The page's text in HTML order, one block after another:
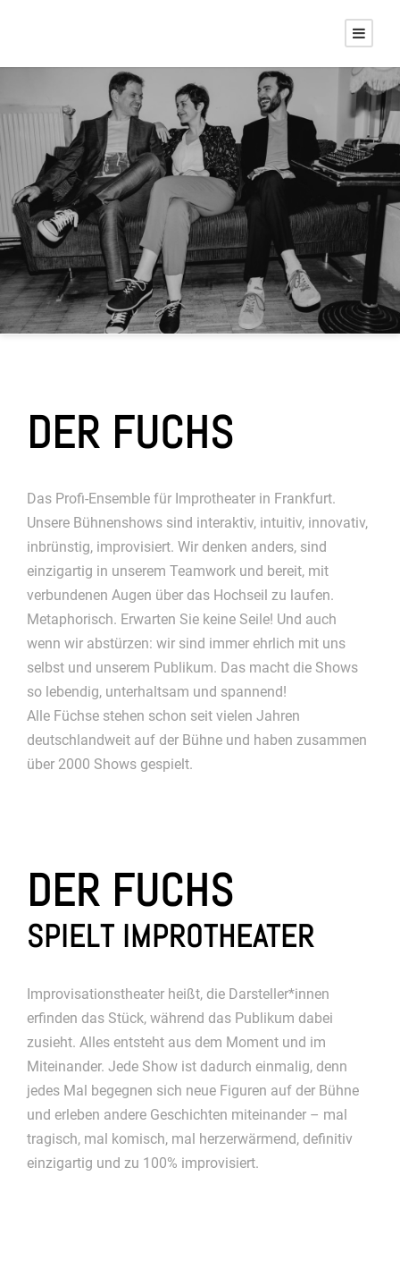
DER FUCHS
Das Profi-Ensemble für Improtheater in Frankfurt.
Unsere Bühnenshows sind interaktiv, intuitiv, innovativ,
inbrünstig, improvisiert. Wir denken anders, sind
einzigartig in unserem Teamwork und bereit, mit
verbundenen Augen über das Hochseil zu laufen.
Metaphorisch. Erwarten Sie keine Seile! Und auch
wenn wir abstürzen: wir sind immer ehrlich mit uns
selbst und unserem Publikum. Das macht die Shows
so lebendig, unterhaltsam und spannend!
Alle Füchse stehen schon seit vielen Jahren
deutschlandweit auf der Bühne und haben zusammen
über 2000 Shows gespielt.
DER FUCHS
SPIELT IMPROTHEATER
Improvisationstheater heißt, die Darsteller*innen
erfinden das Stück, während das Publikum dabei
zusieht. Alles entsteht aus dem Moment und im
Miteinander. Jede Show ist dadurch einmalig, denn
jedes Mal begegnen sich neue Figuren auf der Bühne
und erleben andere Geschichten miteinander – mal
tragisch, mal komisch, mal herzerwärmend, definitiv
einzigartig und zu 100% improvisiert.